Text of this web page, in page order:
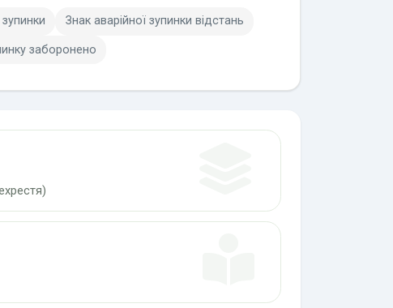
Знак аварійної зупинки відстань
заборонено